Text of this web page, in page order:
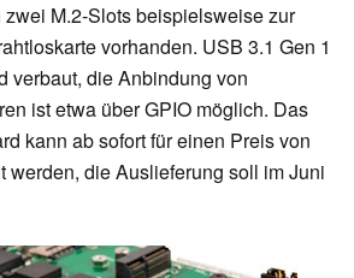
M.2-Slots beispielsweise zur
vorhanden. USB 3.1 Gen 1
verbaut, die Anbindung von
ist etwa über GPIO möglich. Das
kann ab sofort für einen Preis von
werden, die Auslieferung soll im Juni